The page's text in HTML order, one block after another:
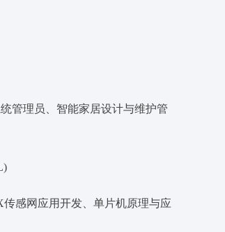
管理员、智能家居设计与维护管
传感网应用开发、单片机原理与应